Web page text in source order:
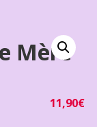
Mère
11,90€